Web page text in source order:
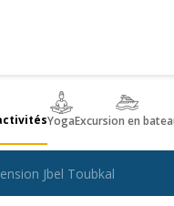
YogaExcursion en
Jbel Toubkal